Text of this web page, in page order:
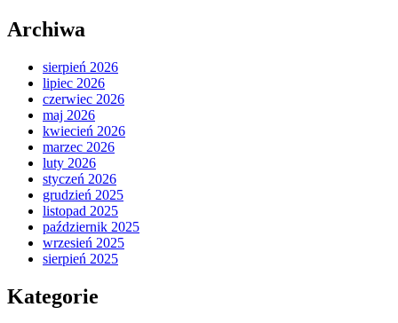
Archiwa
sierpień 2026
lipiec 2026
czerwiec 2026
maj 2026
kwiecień 2026
marzec 2026
luty 2026
styczeń 2026
grudzień 2025
listopad 2025
październik 2025
wrzesień 2025
sierpień 2025
Kategorie